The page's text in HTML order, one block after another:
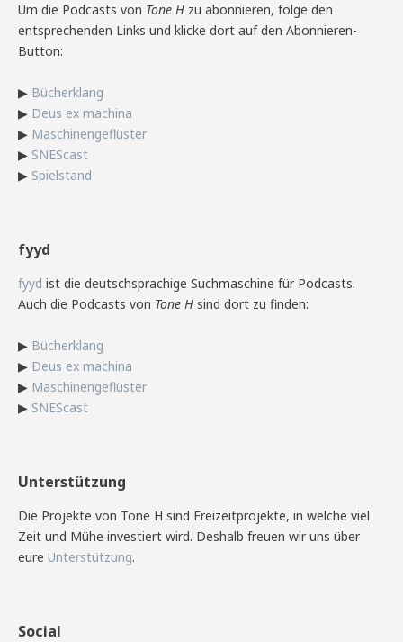
Um die Podcasts von Tone H zu abonnieren, folge den
entsprechenden Links und klicke dort auf den Abonnieren-
Button:
▶ Bücherklang
▶ Deus ex machina
▶ Maschinengeflüster
▶ SNEScast
▶ Spielstand
fyyd
fyyd ist die deutschsprachige Suchmaschine für Podcasts.
Auch die Podcasts von Tone H sind dort zu finden:
▶ Bücherklang
▶ Deus ex machina
▶ Maschinengeflüster
▶ SNEScast
Unterstützung
Die Projekte von Tone H sind Freizeitprojekte, in welche viel
Zeit und Mühe investiert wird. Deshalb freuen wir uns über
eure Unterstützung.
Social